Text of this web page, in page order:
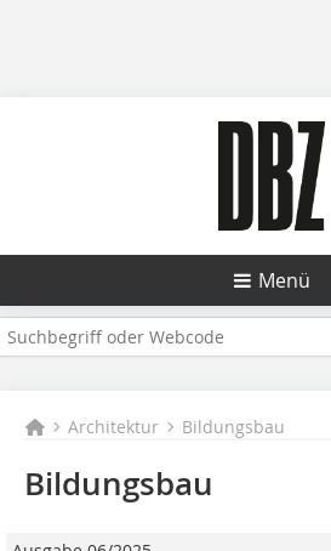
Menü
Architektur Bildungsbau
Bildungsbau